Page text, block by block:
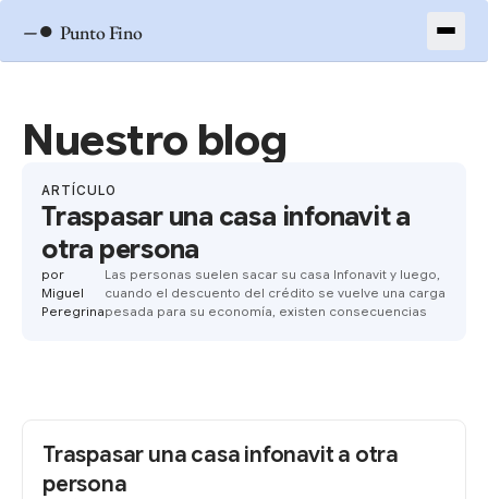
–● Punto Fino
Nuestro blog
ARTÍCULO
Traspasar una casa infonavit a
otra persona
por
Miguel
Peregrina
Las personas suelen sacar su casa Infonavit y luego,
cuando el descuento del crédito se vuelve una carga
pesada para su economía, existen consecuencias
Traspasar una casa infonavit a otra
persona